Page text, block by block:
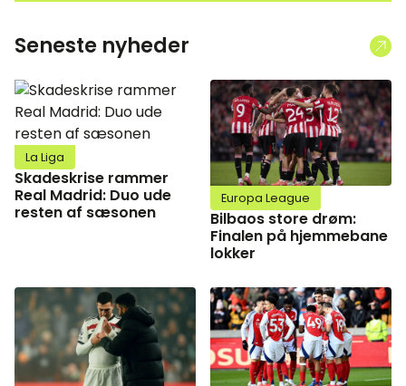
Seneste nyheder
La Liga
Skadeskrise rammer
Real Madrid: Duo ude
resten af sæsonen
Europa League
Bilbaos store drøm:
Finalen på hjemmebane
lokker